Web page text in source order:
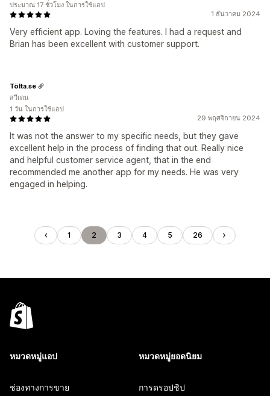
1 ธันวาคม 2024
Very efficient app. Loving the features. I had a request and
Brian has been excellent with customer support.
ประมาณ 17 ชั่วโมง ในการใช้แอป
29 พฤศจิกายน 2024
It was not the answer to my specific needs, but they gave
excellent help in the process of finding that out. Really nice
and helpful customer service agent, that in the end
recommended me another app for my needs. He was very
engaged in helping.
Tölta.se
สวีเดน
1 วัน ในการใช้แอป
1 2 3 4 5 26
หมวดหมู่แอป
ช่องทางการขาย
หมวดหมู่ยอดนิยม
การดรอปชิป